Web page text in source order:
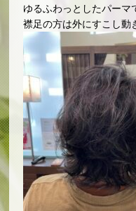
ゆるふわっとしたパーマ
襟足の方は外にすこし動